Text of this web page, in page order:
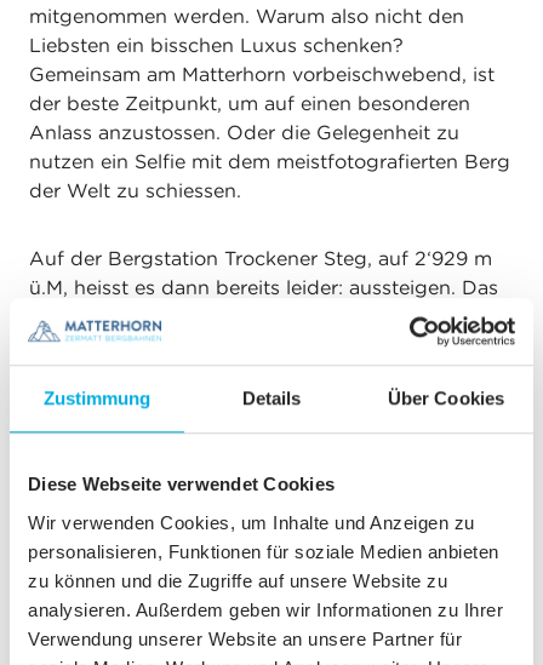
Zustimmung Details Über Cookies
Diese Webseite verwendet Cookies
Wir verwenden Cookies, um Inhalte und Anzeigen zu
personalisieren, Funktionen für soziale Medien anbieten
zu können und die Zugriffe auf unsere Website zu
analysieren. Außerdem geben wir Informationen zu Ihrer
Verwendung unserer Website an unsere Partner für
mitgenommen werden. Warum also nicht den
Liebsten ein bisschen Luxus schenken?
Gemeinsam am Matterhorn vorbeischwebend, ist
der beste Zeitpunkt, um auf einen besonderen
Anlass anzustossen. Oder die Gelegenheit zu
nutzen ein Selfie mit dem meistfotografierten Berg
der Welt zu schiessen.
Auf der Bergstation Trockener Steg, auf 2‘929 m
ü.M, heisst es dann bereits leider: aussteigen. Das
Gute daran: Die VIP-Gondel ist 270 Tage im Jahr
im Einsatz. Die Fahrt lässt sich im Sommer
verbinden oder im Winter mit einem Skitag.
Ganzjährig bietet sich die Weiterfahrt
höchsten Aussichtsplattform der Alpen.
INBEGRIFFEN
Einfach- oder Hin- und Retourfahrt in der VIP
Gondel von Zermatt nach Trockener Steg